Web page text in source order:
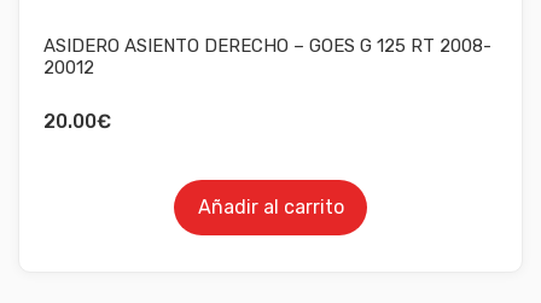
ASIDERO ASIENTO DERECHO – GOES G 125 RT 2008-
20012
20.00€
Añadir al carrito